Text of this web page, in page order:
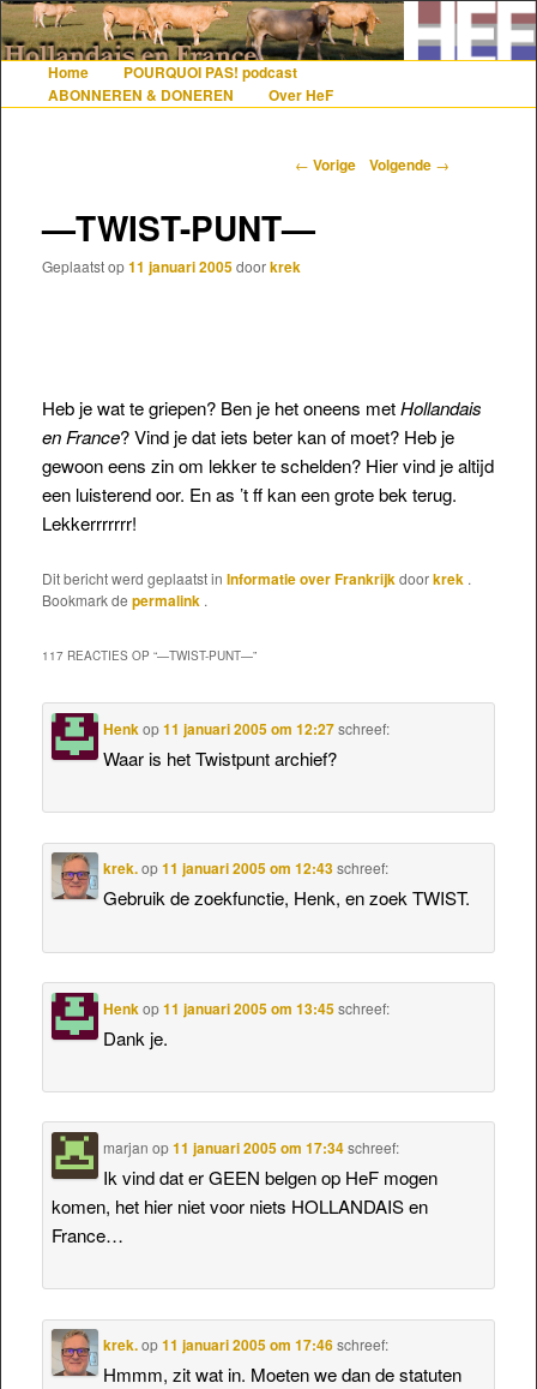
De gezelligste website voor Nederlanders die iets met Frankrijk hebben
HoofdmenuSpring naar de primaire inhoud
Spring naar de secundaire inhoud
Home
POURQUOI PAS! podcast
ABONNEREN & DONEREN
Over HeF
Berichtnavigatie
← Vorige Volgende →
—TWIST-PUNT—
Geplaatst op11 januari 2005doorkrek
Heb je wat te griepen? Ben je het oneens metHollandais
en France? Vind je dat iets beter kan of moet? Heb je
gewoon eens zin om lekker te schelden? Hier vind je altijd
een luisterend oor. En as ’t ff kan een grote bek terug.
Lekkerrrrrrr!
Dit bericht werd geplaatst in Informatie over Frankrijkdoorkrek .
Bookmark de permalink .
117 REACTIES OP “—TWIST-PUNT—”
Henkop11 januari 2005 om 12:27 schreef:
Waar is het Twistpunt archief?
krek.op11 januari 2005 om 12:43 schreef:
Gebruik de zoekfunctie, Henk, en zoek TWIST.
Henkop11 januari 2005 om 13:45 schreef:
Dank je.
marjan op11 januari 2005 om 17:34 schreef:
Ik vind dat er GEEN belgen op HeF mogen
komen, het hier niet voor niets HOLLANDAIS en
France…
krek.op11 januari 2005 om 17:46 schreef:
Hmmm, zit wat in. Moeten we dan de statuten